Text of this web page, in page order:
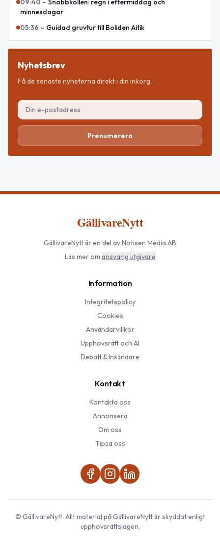
09:40 – Snabbkollen: regn i eftermiddag och
minnesdagar
05:36 – Guidad gruvtur till Boliden Aitik
Nyhetsbrev
Få de senaste nyheterna direkt i din inkorg.
Prenumerera
GällivareNytt
GällivareNyttär en del av Notisen Media AB
Läs mer om ansvarig utgivare
Information
Integritetspolicy
Cookies
Användarvillkor
Upphovsrätt och AI
Debatt & Insändare
Kontakt
Kontakta oss
Annonsera
Om oss
Tipsa oss
© GällivareNytt. Allt material påGällivareNyttär skyddat enligt
upphovsrättslagen.